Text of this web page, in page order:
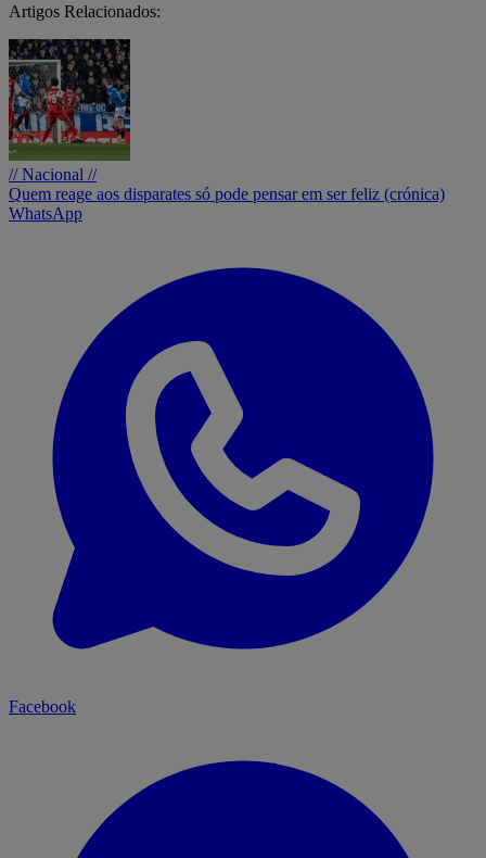
Artigos Relacionados:
// Nacional //
Quem reage aos disparates só pode pensar em ser feliz (crónica)
WhatsApp
Facebook